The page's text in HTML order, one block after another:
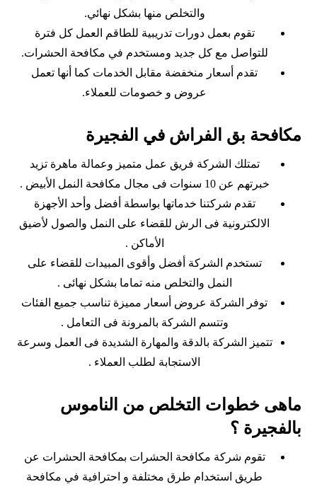
والتخلص منها بشكل نهائي.
تقوم بعمل دورات تدريبية للطاقم العمل كل فترة
للتواصل مع كل جديد ومستخدم في مكافحة الحشرات.
تقدم أسعار منخفضة مقابل الخدمات كما أنها تعمل
عروض و خصومات للعملاء.
مكافحة بق الفراش في الفجيرة
تمتلك الشركة فريق عمل متميز وعمالة ماهرة تزيد
خبرتهم عن 10 سنوات فى مجال مكافحة النمل الأبيض .
تقدم شركتنا خدماتها بواسطة أفضل وأحد الأجهزة
الالكترونية فى الرش للقضاء على النمل والصول لأضيق
الأماكن .
تستخدم الشركة أفضل وأقوى المبيدات للقضاء على
النمل والتخلص منه تماما بشكل نهائى .
توفر الشركة عروض أسعار مميزة تناسب جميع الفئات
وتتسم الشركة بالمرونة فى التعامل .
تتميز الشركة بالدقة والمهارة الشديدة فى العمل وسرعة
الاستجابة لطلب العملاء .
ماهى خطوات التخلص من الناموس
بالفجيرة ؟
تقوم شركة مكافحة الحشرات بمكافحة الحشرات عن
طريق استخدام طرق مختلفة و احترافية في مكافحة